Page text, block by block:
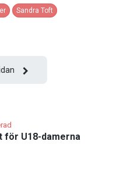
Sandra Toft
för U18-damerna